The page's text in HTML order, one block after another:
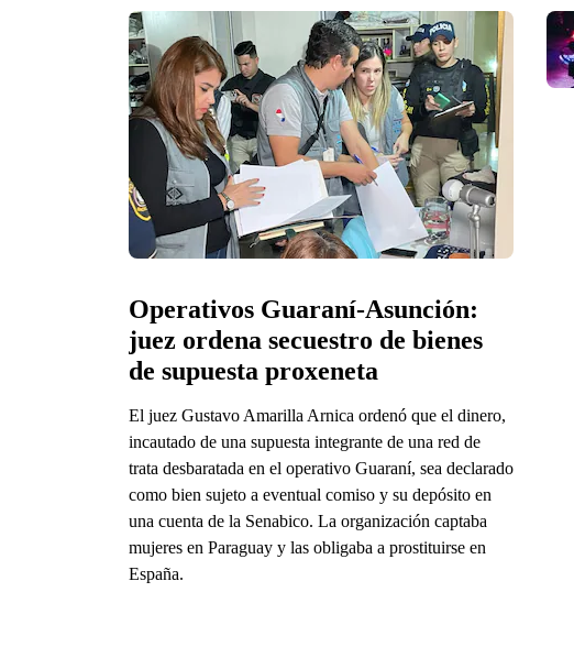
Operativos Guaraní-Asunción:
juez ordena secuestro de bienes
de supuesta proxeneta
El juez Gustavo Amarilla Arnica ordenó que el dinero,
incautado de una supuesta integrante de una red de
trata desbaratada en el operativo Guaraní, sea declarado
como bien sujeto a eventual comiso y su depósito en
una cuenta de la Senabico. La organización captaba
mujeres en Paraguay y las obligaba a prostituirse en
España.